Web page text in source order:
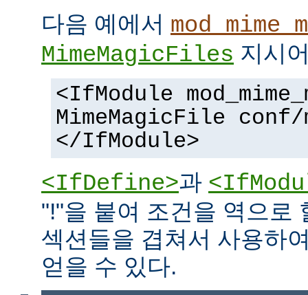
다음 예에서
MimeMagicFiles 지시
<IfModule
MimeMagicFile conf/
</IfModule>
<IfDefine>과
"!"을 붙여 조건을 역으로
섹션들을 겹쳐서 사용하
얻을 수 있다.